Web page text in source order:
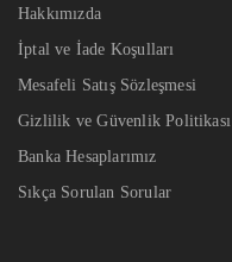
Hakkımızda
İptal ve İade Koşulları
Mesafeli Satış Sözleşmesi
Gizlilik ve Güvenlik Politikası
Banka Hesaplarımız
Sıkça Sorulan Sorular